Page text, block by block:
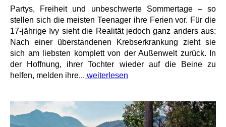
Partys, Freiheit und unbeschwerte Sommertage – so
stellen sich die meisten Teenager ihre Ferien vor. Für die
17-jährige Ivy sieht die Realität jedoch ganz anders aus:
Nach einer überstandenen Krebserkrankung zieht sie
sich am liebsten komplett von der Außenwelt zurück. In
der Hoffnung, ihrer Tochter wieder auf die Beine zu
helfen, melden ihre... weiterlesen